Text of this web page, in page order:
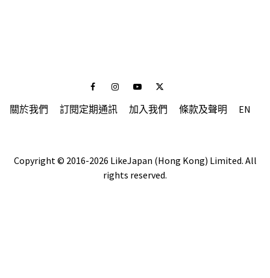
FacebookInstagramYoutubeTwitter
關於我們 訂閱定期通訊 加入我們 條款及聲明 EN
Copyright © 2016-2026 LikeJapan (Hong Kong) Limited. All
rights reserved.